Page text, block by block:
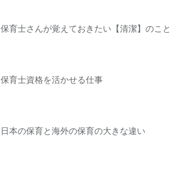
保育士さんが覚えておきたい【清潔】のこと
保育士資格を活かせる仕事
日本の保育と海外の保育の大きな違い